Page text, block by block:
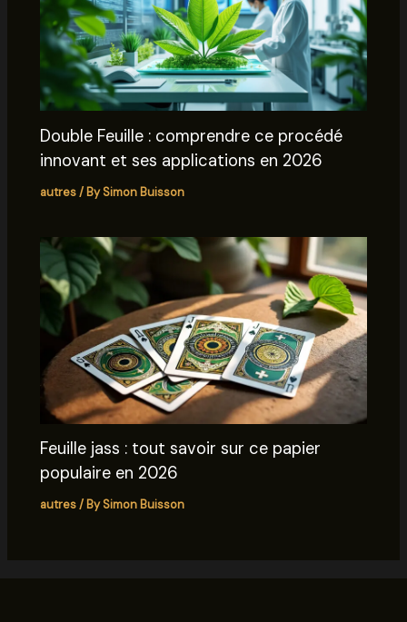
Double Feuille : comprendre ce procédé
innovant et ses applications en 2026
autres/ BySimon Buisson
Feuille jass : tout savoir sur ce papier
populaire en 2026
autres/ BySimon Buisson